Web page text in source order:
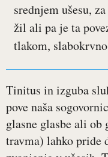
srednjem ušesu,
žil ali pa je ta
tlakom,
Tinitus in izguba
pove naša
glasne glasbe ali ob
travma) lahko pride